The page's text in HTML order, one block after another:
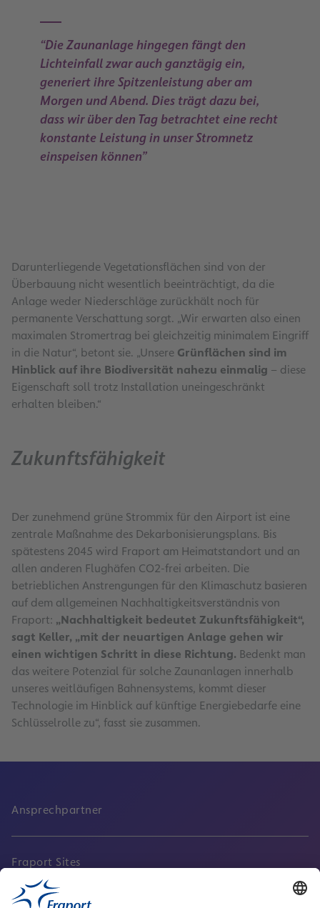
“Die Zaunanlage hingegen fängt den
Lichteinfall zwar auch ganztägig ein,
generiert ihre Spitzenleistung aber am
Morgen und Abend. Dies trägt dazu bei,
dass wir über den Tag betrachtet eine recht
konstante Leistung in unser Stromnetz
einspeisen können”
Darunterliegende Vegetationsflächen sind von der
Überbauung nicht wesentlich beeinträchtigt, da die
Anlage weder Niederschläge zurückhält noch für
permanente Verschattung sorgt. „Wir erwarten also einen
maximalen Stromertrag bei gleichzeitig minimalem Eingriff
in die Natur“, betont sie. „Unsere Grünflächen sind im
Hinblick auf ihre Biodiversität nahezu einmalig – diese
Eigenschaft soll trotz Installation uneingeschränkt
erhalten bleiben.“
Zukunftsfähigkeit
Der zunehmend grüne Strommix für den Airport ist eine
zentrale Maßnahme des Dekarbonisierungsplans. Bis
spätestens 2045 wird Fraport am Heimatstandort und an
allen anderen Flughäfen CO2-frei arbeiten. Die
betrieblichen Anstrengungen für den Klimaschutz basieren
auf dem allgemeinen Nachhaltigkeitsverständnis von
Fraport: „Nachhaltigkeit bedeutet Zukunftsfähigkeit“,
sagt Keller, „mit der neuartigen Anlage gehen wir
einen wichtigen Schritt in diese Richtung. Bedenkt man
das weitere Potenzial für solche Zaunanlagen innerhalb
unseres weitläufigen Bahnensystems, kommt dieser
Technologie im Hinblick auf künftige Energiebedarfe eine
Schlüsselrolle zu“, fasst sie zusammen.
Ansprechpartner
Fraport Sites